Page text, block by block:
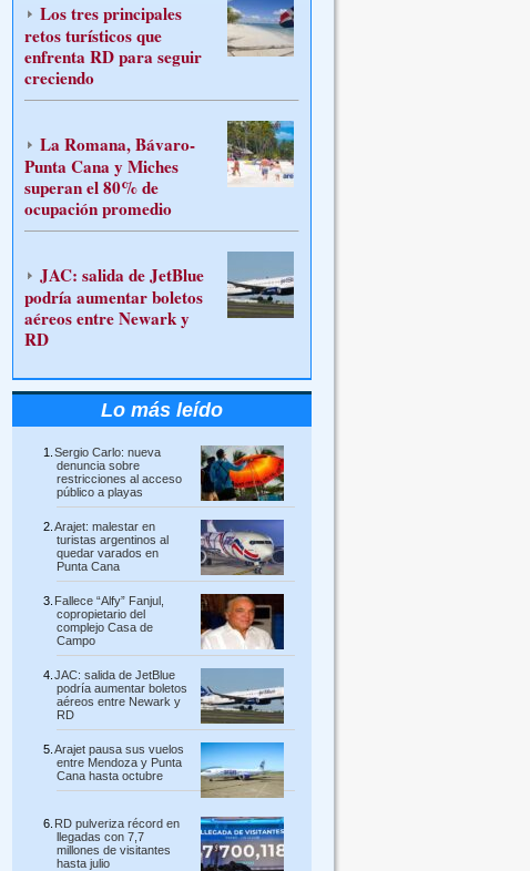
Los tres principales
retos turísticos que
enfrenta RD para seguir
creciendo
La Romana, Bávaro-
Punta Cana y Miches
superan el 80% de
ocupación promedio
JAC: salida de JetBlue
podría aumentar boletos
aéreos entre Newark y
RD
Lo más leído
Sergio Carlo: nueva
denuncia sobre
restricciones al acceso
público a playas
Arajet: malestar en
turistas argentinos al
quedar varados en
Punta Cana
Fallece “Alfy” Fanjul,
copropietario del
complejo Casa de
Campo
JAC: salida de JetBlue
podría aumentar boletos
aéreos entre Newark y
RD
Arajet pausa sus vuelos
entre Mendoza y Punta
Cana hasta octubre
RD pulveriza récord en
llegadas con 7,7
millones de visitantes
hasta julio